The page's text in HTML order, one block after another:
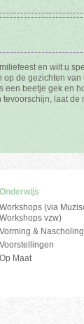
en wilt u
op de gezichten
een beetje gek en
tevoorschijn, laat de
Onderwijs
Workshops (via
Workshops vzw)
Vorming & Nascholing
Voorstellingen
Op Maat